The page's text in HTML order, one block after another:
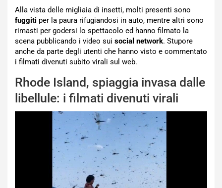
Alla vista delle migliaia di insetti, molti presenti sono
fuggiti per la paura rifugiandosi in auto, mentre altri sono
rimasti per godersi lo spettacolo ed hanno filmato la
scena pubblicando i video sui social network. Stupore
anche da parte degli utenti che hanno visto e commentato
i filmati divenuti subito virali sul web.
Rhode Island, spiaggia invasa dalle
libellule: i filmati divenuti virali